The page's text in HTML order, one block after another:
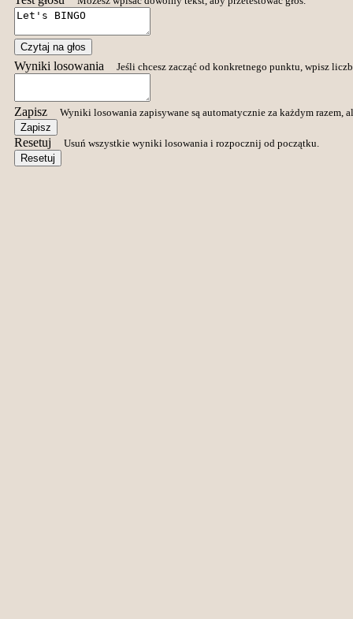
Czytaj na głos
Wyniki losowania Jeśli chcesz zacząć od konkretnego punktu, wpisz
Zapisz Wyniki losowania zapisywane są automatycznie za każdym razem,
Zapisz
Resetuj Usuń wszystkie wyniki losowania i rozpocznij od początku.
Resetuj